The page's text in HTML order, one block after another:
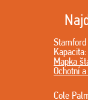
Mapka
Ochotní
Cole